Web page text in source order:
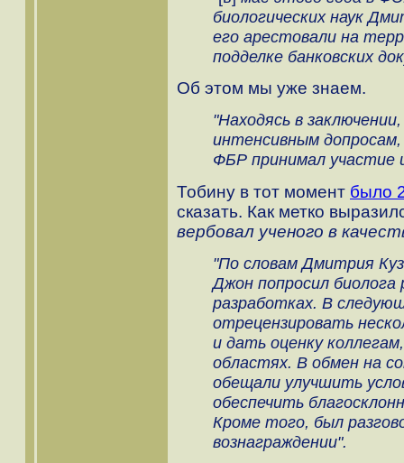
биологических наук
его арестовали на
подделке банковских
Об этом мы уже знаем.
"Находясь в
интенсивным
ФБР принимал участие
Тобину в тот момент было
сказать. Как метко
вербовал ученого в
"По словам Дмитрия
Джон попросил биолога
разработках. В
отрецензировать
и дать оценку
областях. В обмен на
обещали улучшить
обеспечить
Кроме того, был
вознаграждении".